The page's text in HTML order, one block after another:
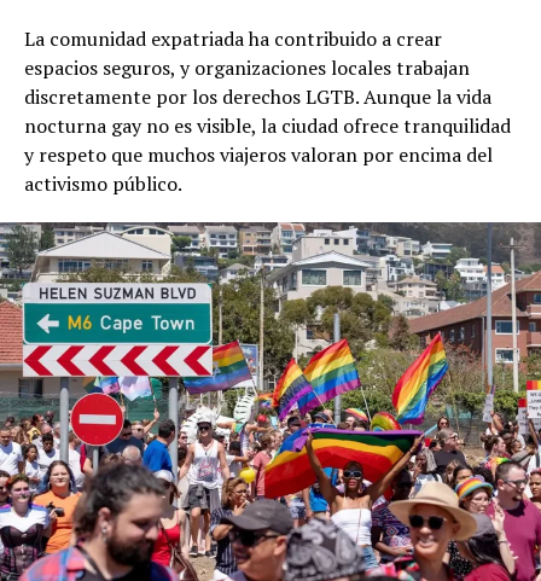
La comunidad expatriada ha contribuido a crear
espacios seguros, y organizaciones locales trabajan
discretamente por los derechos LGTB. Aunque la vida
nocturna gay no es visible, la ciudad ofrece tranquilidad
y respeto que muchos viajeros valoran por encima del
activismo público.